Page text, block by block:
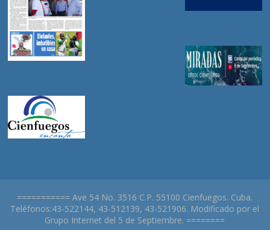
=========== Ave 54 No. 3516 C.P. 55100 Cienfuegos. Cuba.
Teléfonos:43-522144, 43-512139, 43-521906. Modificado por el
Grupo Internet del 5 de Septiembre. ========